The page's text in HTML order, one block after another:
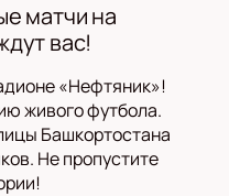
матчи на
вас!
«Нефтяник»!
живого футбола.
Башкортостана
Не пропустите